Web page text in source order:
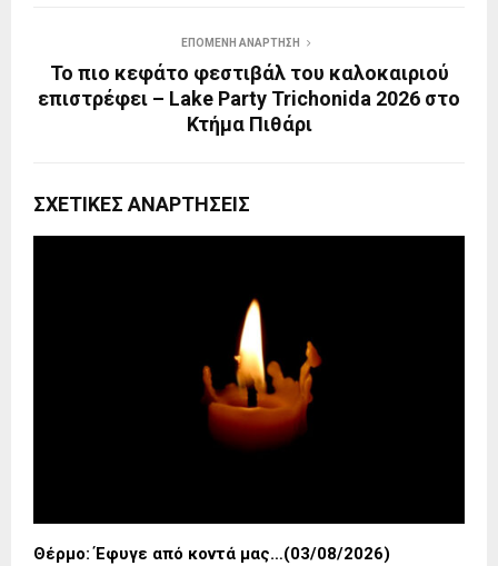
ΕΠΌΜΕΝΗ ΑΝΆΡΤΗΣΗ
Το πιο κεφάτο φεστιβάλ του καλοκαιριού
επιστρέφει – Lake Party Trichonida 2026 στο
Κτήμα Πιθάρι
ΣΧΕΤΙΚΈΣ ΑΝΑΡΤΉΣΕΙΣ
Θέρμο: Έφυγε από κοντά μας…(03/08/2026)